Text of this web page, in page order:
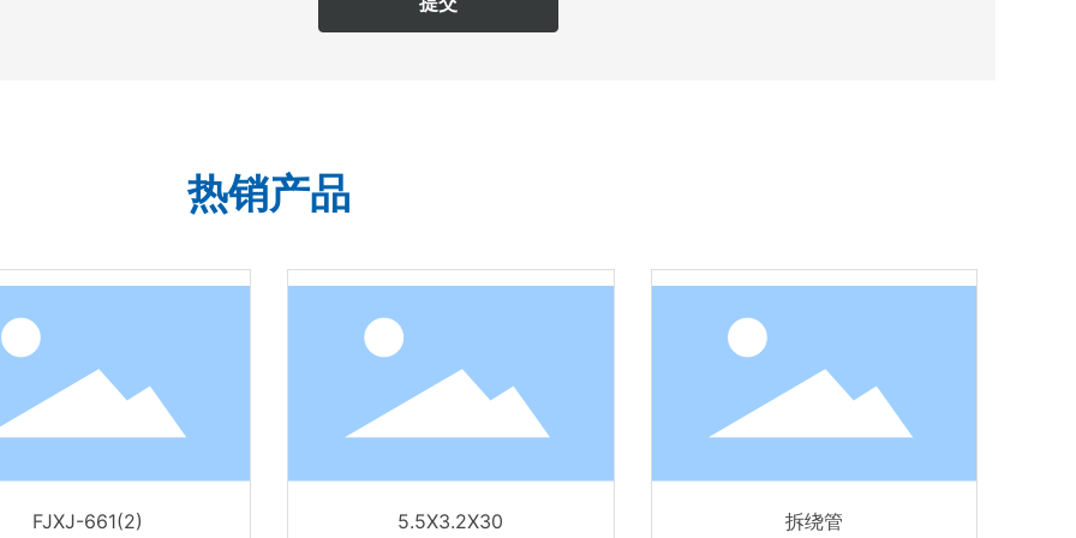
热销产品
吸嘴（晶圆片专用） FJXJ-001 FJXJ-002